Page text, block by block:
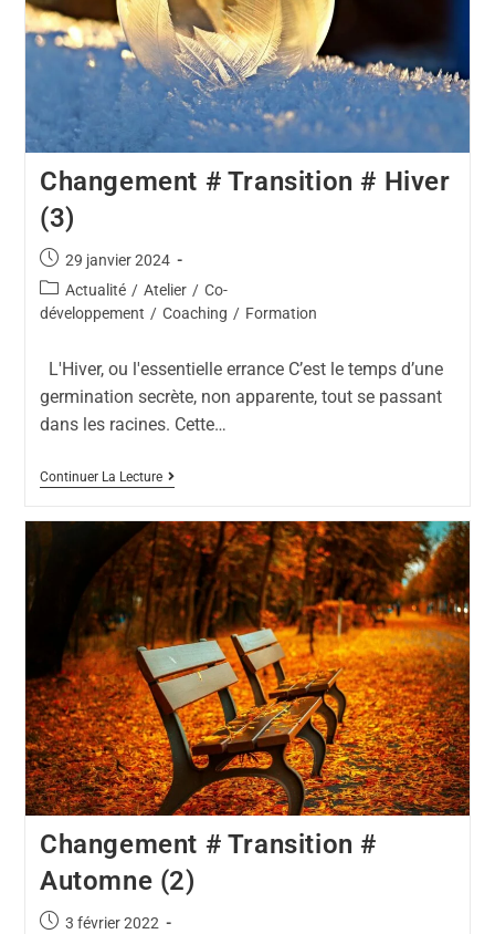
Changement # Transition # Hiver
(3)
29 janvier 2024
Actualité / Atelier / Co-
développement / Coaching / Formation
L'Hiver, ou l'essentielle errance C’est le temps d’une
germination secrète, non apparente, tout se passant
dans les racines. Cette…
Continuer La Lecture
Changement # Transition #
Automne (2)
3 février 2022